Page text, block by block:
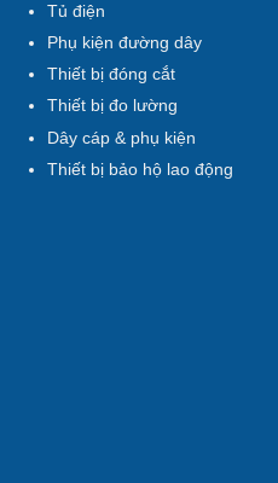
Tủ điện
Phụ kiện đường dây
Thiết bị đóng cắt
Thiết bị đo lường
Dây cáp & phụ kiện
Thiết bị bảo hộ lao động